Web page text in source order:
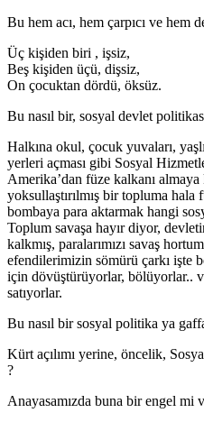
Bu hem acı, hem çarpıcı ve hem
Üç kişiden biri , işsiz,
Beş kişiden üçü, dişsiz,
On çocuktan dördü, öksüz.
Bu nasıl bir, sosyal devlet
Halkına okul, çocuk yuvaları,
yerleri açması gibi Sosyal
Amerika’dan füze kalkanı
yoksullaştırılmış bir topluma
bombaya para aktarmak hangi
Toplum savaşa hayır diyor,
kalkmış, paralarımızı savaş
efendilerimizin sömürü çarkı işte
için dövüştürüyorlar, bölüyorlar..
satıyorlar.
Bu nasıl bir sosyal politika ya
Kürt açılımı yerine, öncelik,
?
Anayasamızda buna bir engel mi